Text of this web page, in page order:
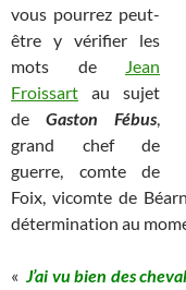
vous pourrez peut-
être y vérifier les
mots de
Jean
Froissart au sujet
de Gaston Fébus,
grand chef de
guerre, comte de
Foix, vicomte de
détermination au
« J’ai vu bien des